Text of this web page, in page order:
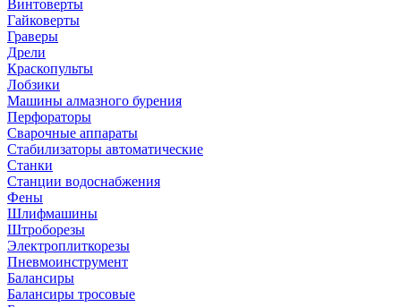
Винтоверты
Гайковерты
Граверы
Дрели
Краскопульты
Лобзики
Машины алмазного бурения
Перфораторы
Сварочные аппараты
Стабилизаторы автоматические
Станки
Станции водоснабжения
Фены
Шлифмашины
Штроборезы
Электроплиткорезы
Пневмоинструмент
Балансиры
Балансиры тросовые